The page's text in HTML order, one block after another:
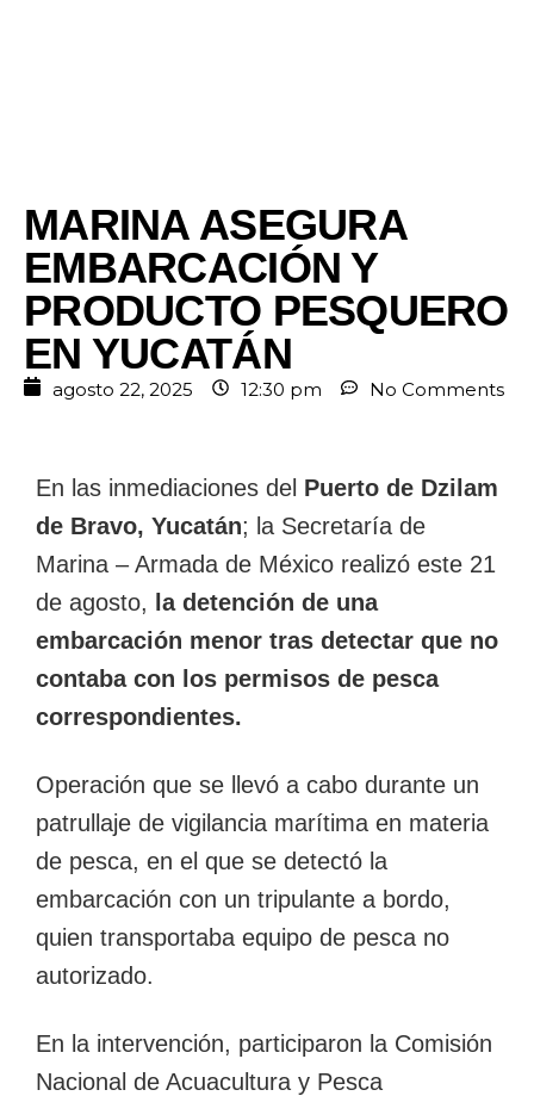
MARINA ASEGURA
EMBARCACIÓN Y
PRODUCTO PESQUERO
EN YUCATÁN
agosto 22, 2025 12:30 pm No Comments
En las inmediaciones del Puerto de Dzilam
de Bravo, Yucatán; la Secretaría de
Marina – Armada de México realizó este 21
de agosto, la detención de una
embarcación menor tras detectar que no
contaba con los permisos de pesca
correspondientes.
Operación que se llevó a cabo durante un
patrullaje de vigilancia marítima en materia
de pesca, en el que se detectó la
embarcación con un tripulante a bordo,
quien transportaba equipo de pesca no
autorizado.
En la intervención, participaron la Comisión
Nacional de Acuacultura y Pesca